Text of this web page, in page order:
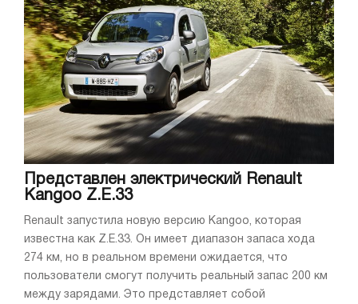
Представлен электрический Renault
Kangoo Z.E.33
Renault запустила новую версию Kangoo, которая
известна как Z.E.33. Он имеет диапазон запаса хода
274 км, но в реальном времени ожидается, что
пользователи смогут получить реальный запас 200 км
между зарядами. Это представляет собой